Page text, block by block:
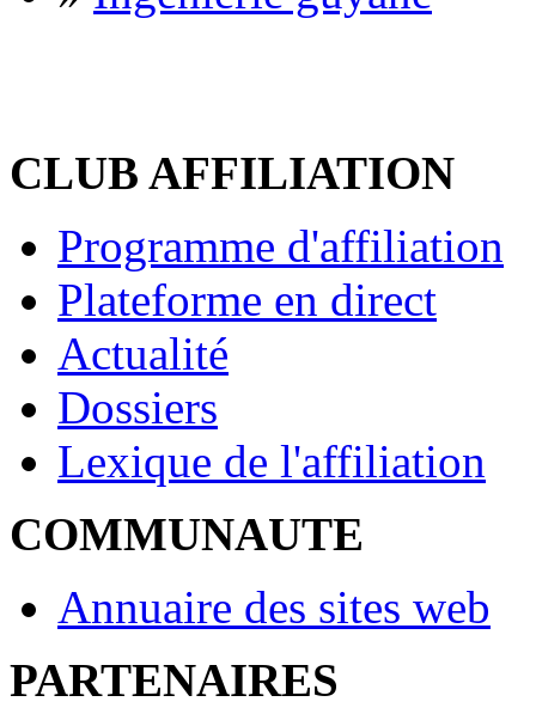
CLUB AFFILIATION
Programme d'affiliation
Plateforme en direct
Actualité
Dossiers
Lexique de l'affiliation
COMMUNAUTE
Annuaire des sites web
PARTENAIRES